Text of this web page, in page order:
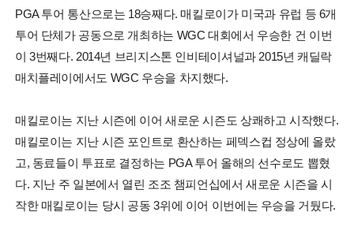
PGA 투어 통산으로는 18승째다. 매킬로이가 미국과 유럽 등 6개
투어 단체가 공동으로 개최하는 WGC 대회에서 우승한 건 이번
이 3번째다. 2014년 브리지스톤 인비테이셔널과 2015년 캐딜락
매치플레이에서도 WGC 우승을 차지했다.
매킬로이는 지난 시즌에 이어 새로운 시즌도 상쾌하고 시작했다.
매킬로이는 지난 시즌 포인트로 환산하는 페덱스컵 정상에 올랐
고, 동료들이 투표로 결정하는 PGA 투어 올해의 선수로도 뽑혔
다. 지난 주 일본에서 열린 조조 챔피언십에서 새로운 시즌을 시
작한 매킬로이는 당시 공동 3위에 이어 이번에는 우승을 거뒀다.